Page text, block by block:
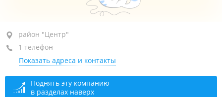
район "Центр", ул. Семеновская, 29
здание отеля "Lotte", 5-й этаж, оф. 502
сегодня закрыто
район "Центр"
1 телефон
Показать адреса и контакты
Поднять эту компанию
в разделах наверх